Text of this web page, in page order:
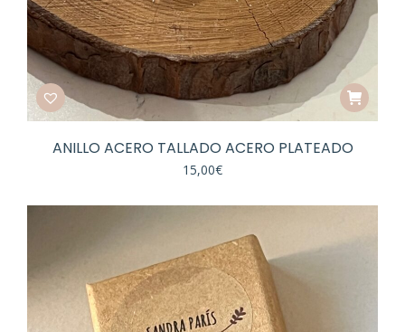
ANILLO ACERO TALLADO ACERO PLATEADO
15,00€